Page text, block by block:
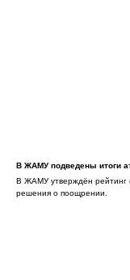
В ЖАМУ подведены итоги
В ЖАМУ утверждён рейтинг
решения о поощрении.